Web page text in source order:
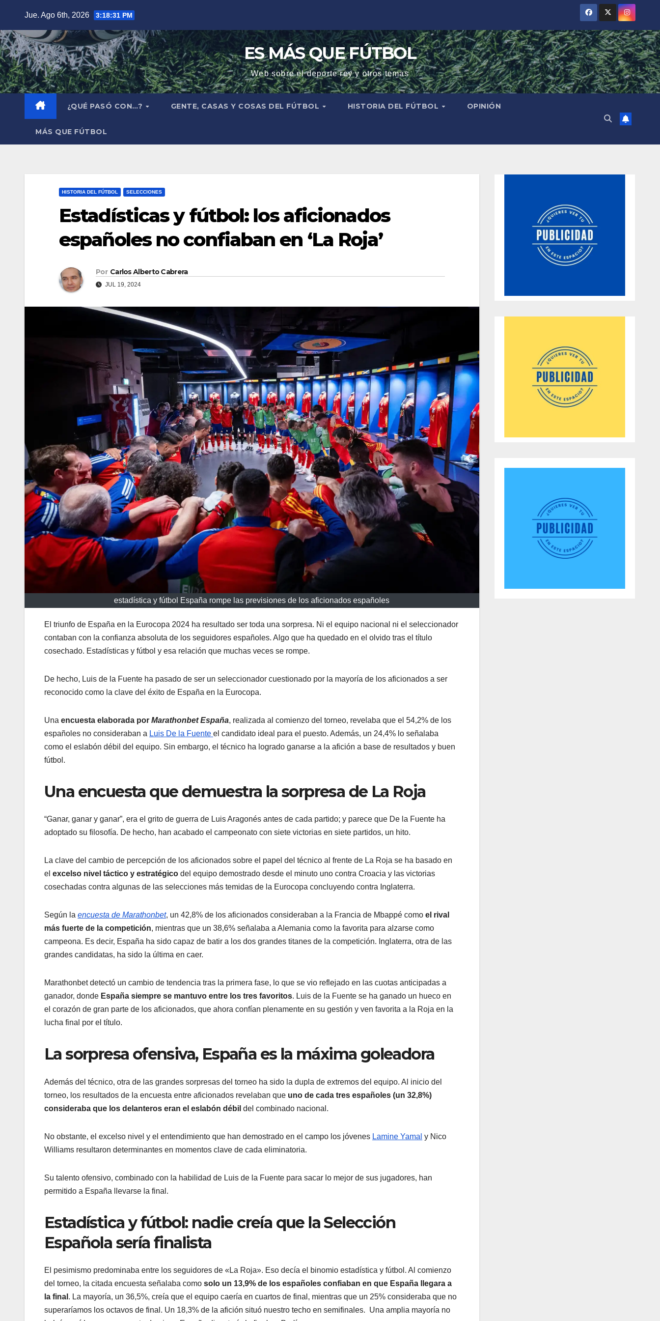
contenido
Jue. Ago 6th, 2026 3:18:32 PM
ES MÁS QUE FÚTBOL
Web sobre el deporte rey y otros temas
¿QUÉ PASÓ CON…? GENTE, CASAS Y COSAS DEL FÚTBOL HISTORIA DEL FÚTBOL OPINIÓN
MÁS QUE FÚTBOL
HISTORIA DEL FÚTBOL SELECCIONES
Estadísticas y fútbol: los aficionados
españoles no confiaban en ‘La Roja’
Por Carlos Alberto Cabrera
JUL 19, 2024
estadística y fútbol España rompe las previsiones de los aficionados españoles
El triunfo de España en la Eurocopa 2024 ha resultado ser toda una sorpresa. Ni el equipo nacional ni el seleccionador
contaban con la confianza absoluta de los seguidores españoles. Algo que ha quedado en el olvido tras el título
cosechado. Estadísticas y fútbol y esa relación que muchas veces se rompe.
De hecho, Luis de la Fuente ha pasado de ser un seleccionador cuestionado por la mayoría de los aficionados a ser
reconocido como la clave del éxito de España en la Eurocopa.
Una encuesta elaborada por Marathonbet España, realizada al comienzo del torneo, revelaba que el 54,2% de los
españoles no consideraban a Luis De la Fuente el candidato ideal para el puesto. Además, un 24,4% lo señalaba
como el eslabón débil del equipo. Sin embargo, el técnico ha logrado ganarse a la afición a base de resultados y buen
fútbol.
Una encuesta que demuestra la sorpresa de La Roja
“Ganar, ganar y ganar”, era el grito de guerra de Luis Aragonés antes de cada partido; y parece que De la Fuente ha
adoptado su filosofía. De hecho, han acabado el campeonato con siete victorias en siete partidos, un hito.
La clave del cambio de percepción de los aficionados sobre el papel del técnico al frente de La Roja se ha basado en
el excelso nivel táctico y estratégico del equipo demostrado desde el minuto uno contra Croacia y las victorias
cosechadas contra algunas de las selecciones más temidas de la Eurocopa concluyendo contra Inglaterra.
Según la encuesta de Marathonbet, un 42,8% de los aficionados consideraban a la Francia de Mbappé como el rival
más fuerte de la competición, mientras que un 38,6% señalaba a Alemania como la favorita para alzarse como
campeona. Es decir, España ha sido capaz de batir a los dos grandes titanes de la competición. Inglaterra, otra de las
grandes candidatas, ha sido la última en caer.
Marathonbet detectó un cambio de tendencia tras la primera fase, lo que se vio reflejado en las cuotas anticipadas a
ganador, donde España siempre se mantuvo entre los tres favoritos. Luis de la Fuente se ha ganado un hueco en
el corazón de gran parte de los aficionados, que ahora confían plenamente en su gestión y ven favorita a la Roja en la
lucha final por el título.
La sorpresa ofensiva, España es la máxima goleadora
Además del técnico, otra de las grandes sorpresas del torneo ha sido la dupla de extremos del equipo. Al inicio del
torneo, los resultados de la encuesta entre aficionados revelaban que uno de cada tres españoles (un 32,8%)
consideraba que los delanteros eran el eslabón débil del combinado nacional.
No obstante, el excelso nivel y el entendimiento que han demostrado en el campo los jóvenes Lamine Yamal y Nico
Williams resultaron determinantes en momentos clave de cada eliminatoria.
Su talento ofensivo, combinado con la habilidad de Luis de la Fuente para sacar lo mejor de sus jugadores, han
permitido a España llevarse la final.
Estadística y fútbol: nadie creía que la Selección
Española sería finalista
El pesimismo predominaba entre los seguidores de «La Roja». Eso decía el binomio estadística y fútbol. Al comienzo
del torneo, la citada encuesta señalaba como solo un 13,9% de los españoles confiaban en que España llegara a
la final . La mayoría, un 36,5%, creía que el equipo caería en cuartos de final, mientras que un 25% consideraba que no
superaríamos los octavos de final. Un 18,3% de la afición situó nuestro techo en semifinales. Una amplia mayoría no